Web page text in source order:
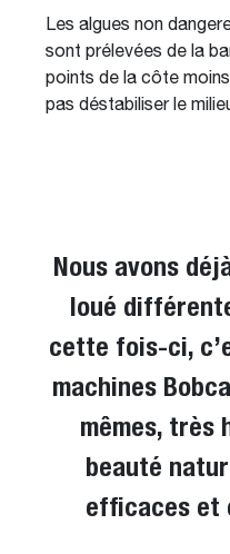
Les algues non
sont prélevées de la
points de la côte moins
pas déstabiliser le
Nous avons
loué
cette fois-ci,
machines
mêmes, très
beauté
efficaces et